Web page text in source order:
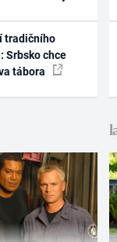
tradičního
Srbsko chce
tábora